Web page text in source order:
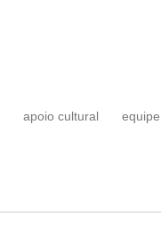
apoio cultural equipe